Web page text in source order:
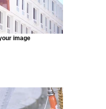
To connect this
image